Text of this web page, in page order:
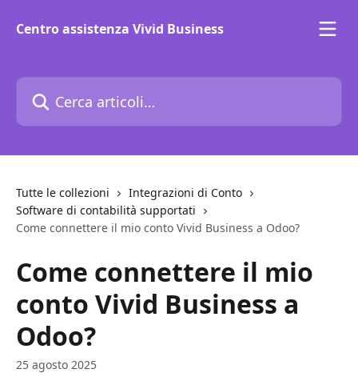
Centro assistenza Vivid Business
Cerca articoli…
Tutte le collezioni
Integrazioni di Conto
Software di contabilità supportati
Come connettere il mio conto Vivid Business a Odoo?
Come connettere il mio
conto Vivid Business a
Odoo?
25 agosto 2025